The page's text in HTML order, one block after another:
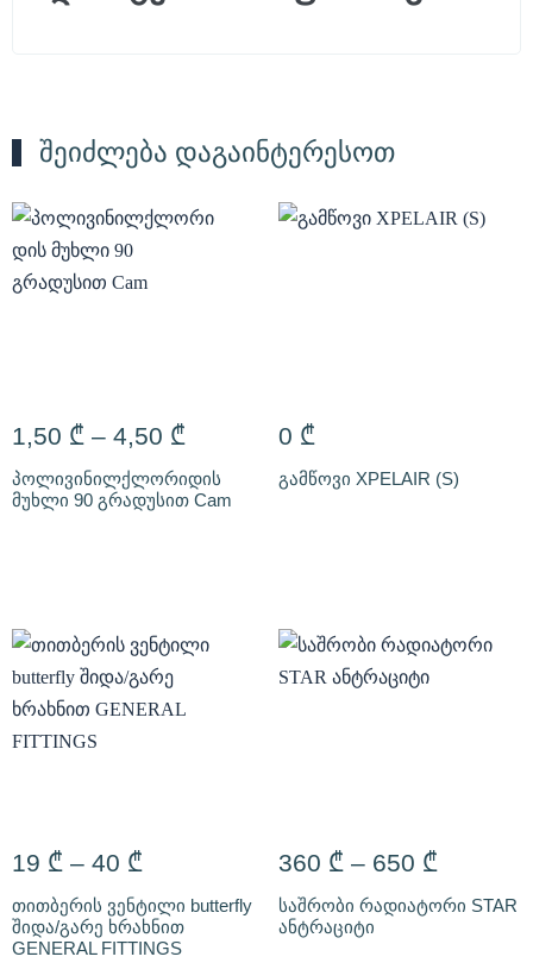
შეიძლება დაგაინტერესოთ
1,50 ₾ – 4,50 ₾
პოლივინილქლორიდის
მუხლი 90 გრადუსით Cam
0 ₾
გამწოვი XPELAIR (S)
19 ₾ – 40 ₾
თითბერის ვენტილი butterfly
შიდა/გარე ხრახნით
GENERAL FITTINGS
360 ₾ – 650 ₾
საშრობი რადიატორი STAR
ანტრაციტი